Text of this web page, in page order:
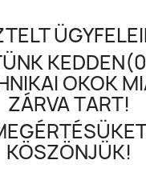
OKOK
ZÁRVA TART!
KÖSZÖNJÜK!